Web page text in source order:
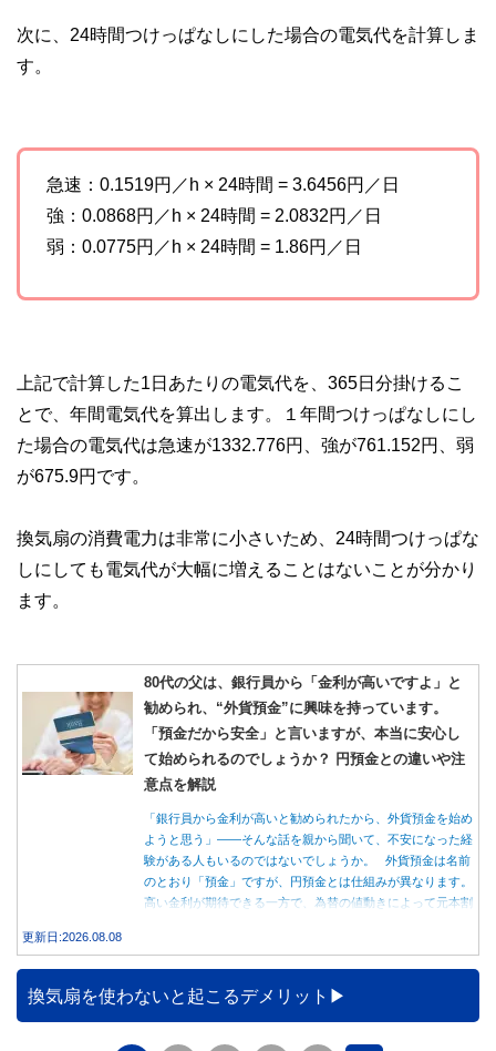
次に、24時間つけっぱなしにした場合の電気代を計算しま
す。
急速：0.1519円／h × 24時間 = 3.6456円／日
強：0.0868円／h × 24時間 = 2.0832円／日
弱：0.0775円／h × 24時間 = 1.86円／日
上記で計算した1日あたりの電気代を、365日分掛けるこ
とで、年間電気代を算出します。１年間つけっぱなしにし
た場合の電気代は急速が1332.776円、強が761.152円、弱
が675.9円です。
換気扇の消費電力は非常に小さいため、24時間つけっぱな
しにしても電気代が大幅に増えることはないことが分かり
ます。
80代の父は、銀行員から「金利が高いですよ」と
勧められ、“外貨預金”に興味を持っています。
「預金だから安全」と言いますが、本当に安心し
て始められるのでしょうか？ 円預金との違いや注
意点を解説
「銀行員から金利が高いと勧められたから、外貨預金を始め
ようと思う」――そんな話を親から聞いて、不安になった経
験がある人もいるのではないでしょうか。 外貨預金は名前
のとおり「預金」ですが、円預金とは仕組みが異なります。
高い金利が期待できる一方で、為替の値動きによって元本割
更新日:2026.08.08
換気扇を使わないと起こるデメリット